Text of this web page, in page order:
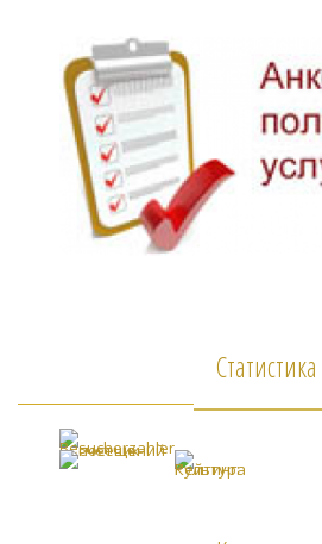
Статистика